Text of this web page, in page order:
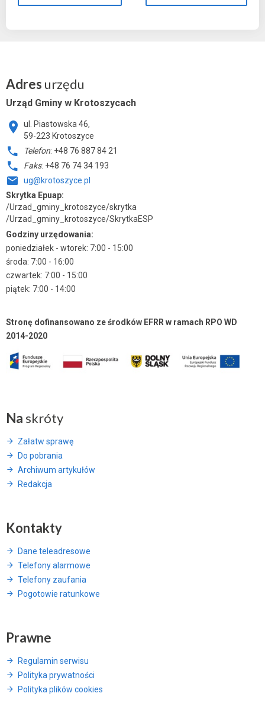
Adres urzędu
Urząd Gminy w Krotoszycach
ul. Piastowska 46,
59-223 Krotoszyce
Telefon: +48 76 887 84 21
Faks: +48 76 74 34 193
ug@krotoszyce.pl
Skrytka Epuap:
/Urzad_gminy_krotoszyce/skrytka
/Urzad_gminy_krotoszyce/SkrytkaESP
Godziny urzędowania:
poniedziałek - wtorek: 7:00 - 15:00
środa: 7:00 - 16:00
czwartek: 7:00 - 15:00
piątek: 7:00 - 14:00
Stronę dofinansowano ze środków EFRR w ramach RPO WD
2014-2020
Na skróty
Załatw sprawę
Do pobrania
Archiwum artykułów
Redakcja
Kontakty
Dane teleadresowe
Telefony alarmowe
Telefony zaufania
Pogotowie ratunkowe
Prawne
Regulamin serwisu
Polityka prywatności
Polityka plików cookies